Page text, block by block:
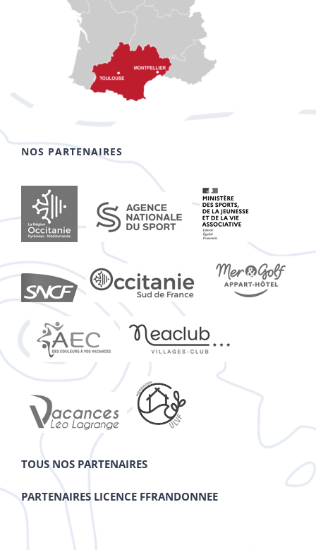
NOS PARTENAIRES
TOUS NOS PARTENAIRES
PARTENAIRES LICENCE FFRANDONNEE